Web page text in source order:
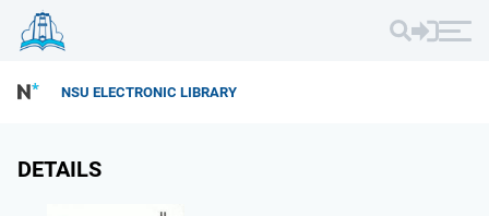
NSU ELECTRONIC LIBRARY
DETAILS